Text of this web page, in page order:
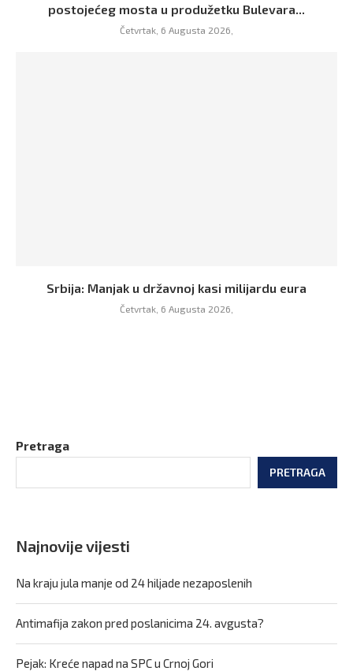
postojećeg mosta u produžetku Bulevara...
Četvrtak, 6 Augusta 2026,
Srbija: Manjak u državnoj kasi milijardu eura
Četvrtak, 6 Augusta 2026,
Pretraga
PRETRAGA
Najnovije vijesti
Na kraju jula manje od 24 hiljade nezaposlenih
Antimafija zakon pred poslanicima 24. avgusta?
Pejak: Kreće napad na SPC u Crnoj Gori